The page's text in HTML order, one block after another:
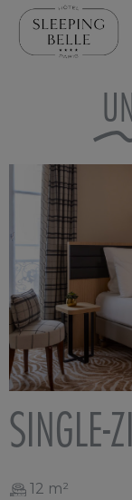
SINGLE-
12 m²